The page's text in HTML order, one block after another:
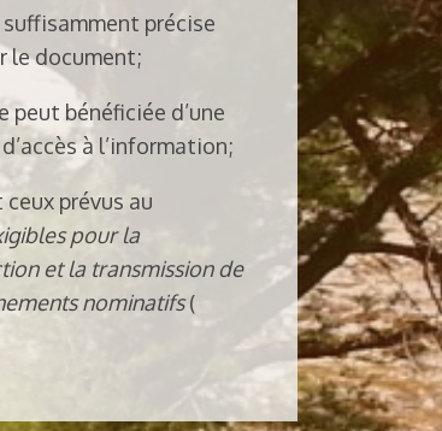
précise
le document;
peut bénéficiée d’une
à l’information;
prévus au
pour la
et la transmission de
nominatifs(